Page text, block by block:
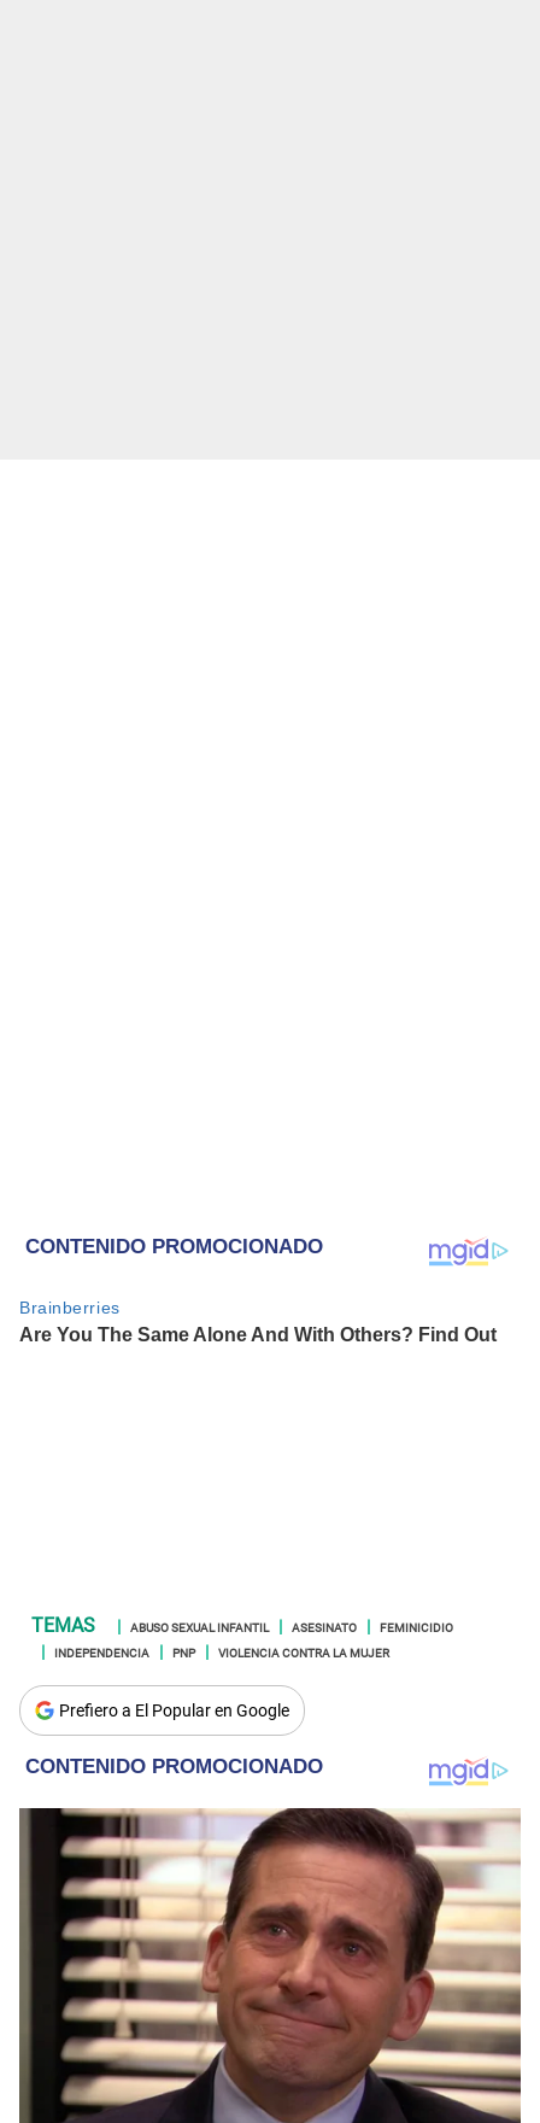
ABUSO SEXUAL INFANTIL ASESINATO
FEMINICIDIO
INDEPENDENCIA
PNP VIOLENCIA CONTRA LA MUJER
Prefiero a El Popular en Google